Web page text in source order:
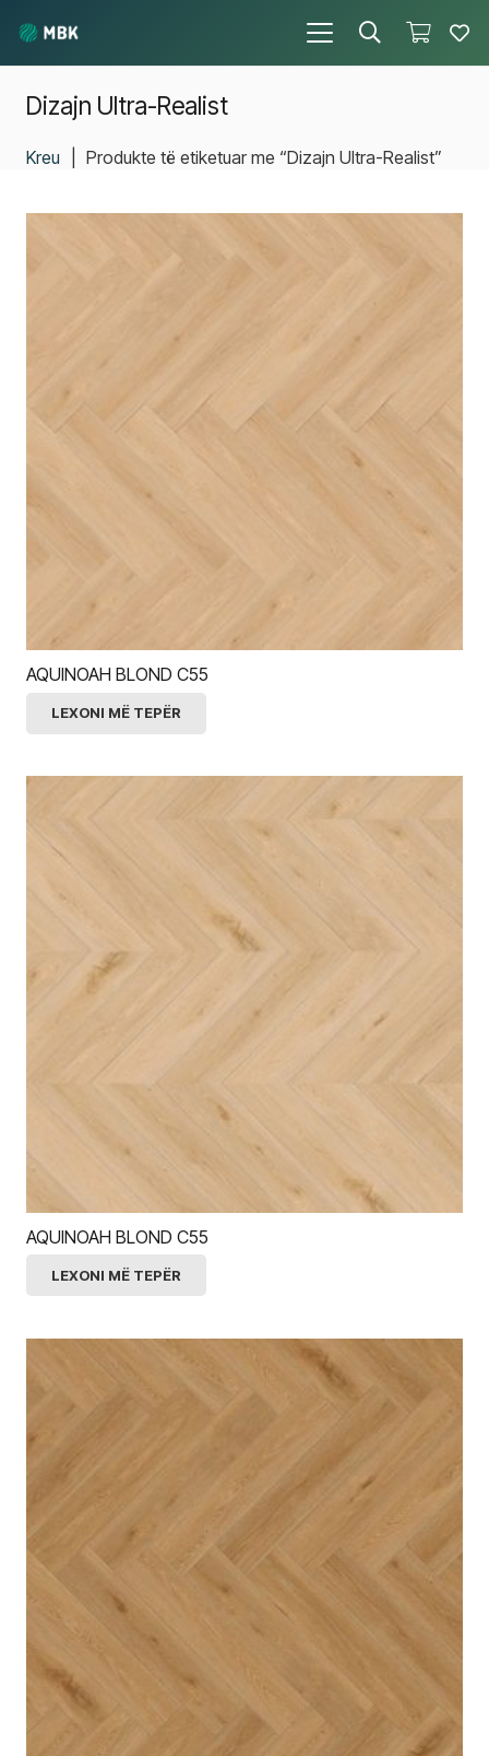
Dizajn Ultra-Realist
Kreu Produkte të etiketuar me “Dizajn Ultra-Realist”
AQUINOAH BLOND C55
LEXONI MË TEPËR
AQUINOAH BLOND C55
LEXONI MË TEPËR